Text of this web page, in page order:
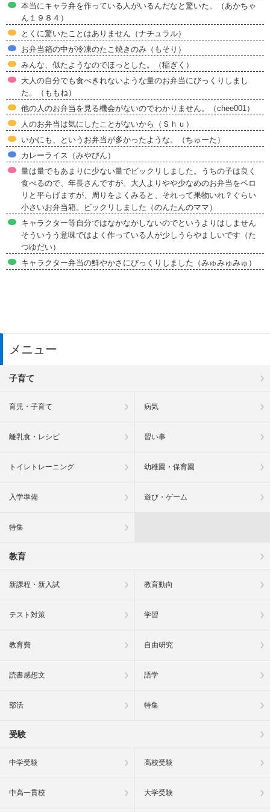
本当にキャラ弁を作っている人がいるんだなと驚いた。（あかちゃ
ん１９８４）
とくに驚いたことはありません（ナチュラル）
お弁当箱の中が冷凍のたこ焼きのみ（もそり）
みんな、似たようなのでほっとした。（稲ぎく）
大人の自分でも食べきれないような量のお弁当にびっくりしまし
た。（ももね）
他の人のお弁当を見る機会がないのでわかりません。（chee001）
人のお弁当は気にしたことがないから（Ｓｈｕ）
いかにも、というお弁当が多かったような。（ちゅーた）
カレーライス（みやびん）
量は量でもあまりに少ない量でビックリしました。うちの子は良く
食べるので、年長さんですが、大人よりやや少なめのお弁当をペロ
リと平らげますが、周りをよくみると、それって果物いれ？ぐらい
小さいお弁当箱。ビックリしました（のんたんのママ）
キャラクター等自分ではなかなかしないのでというよりはしません
そういうう意味ではよく作っている人が少しうらやましいです（た
つゆだい）
キャラクター弁当の鮮やかさにびっくりしました（みゅみゅみゅ）
メニュー
子育て
育児・子育て 病気
離乳食・レシピ 習い事
トイレトレーニング 幼稚園・保育園
入学準備 遊び・ゲーム
特集
教育
新課程・新入試 教育動向
テスト対策 学習
教育費 自由研究
読書感想文 語学
部活 特集
受験
中学受験 高校受験
中高一貫校 大学受験